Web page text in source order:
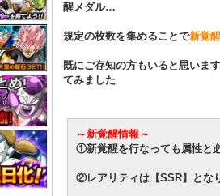
醒メダル…
規定の枚数を集めることで新覚醒
既にご存知の方もいると思いま
てみました
～新覚醒情報～
①新覚醒を行なっても属性と
②レアリティは【SSR】とな